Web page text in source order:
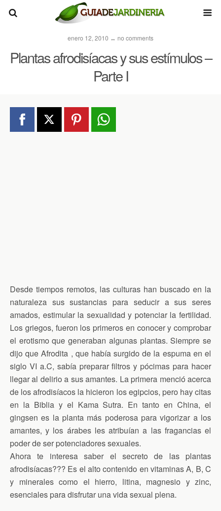
enero 12, 2010 ↔ no comments
Plantas afrodisíacas y sus estímulos –
Parte I
Desde tiempos remotos, las culturas han buscado en la
naturaleza sus sustancias para seducir a sus seres
amados, estimular la sexualidad y potenciar la fertilidad.
Los griegos, fueron los primeros en conocer y comprobar
el erotismo que generaban algunas plantas. Siempre se
dijo que Afrodita , que había surgido de la espuma en el
siglo VI a.C, sabía preparar filtros y pócimas para hacer
llegar al delirio a sus amantes. La primera menció acerca
de los afrodisíacos la hicieron los egipcios, pero hay citas
en la Biblia y el Kama Sutra. En tanto en China, el
gingsen es la planta más poderosa para vigorizar a los
amantes, y los árabes les atribuían a las fragancias el
poder de ser potenciadores sexuales.
Ahora te interesa saber el secreto de las plantas
afrodisíacas??? Es el alto contenido en vitaminas A, B, C
y minerales como el hierro, litina, magnesio y zinc,
esenciales para disfrutar una vida sexual plena.